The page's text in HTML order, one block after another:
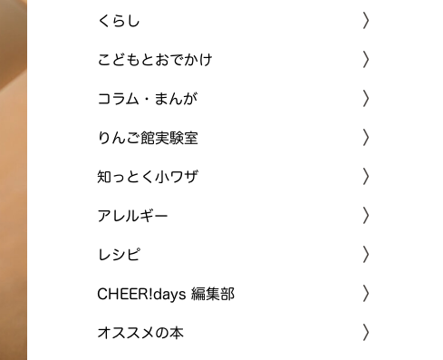
くらし
こどもとおでかけ
コラム・まんが
りんご館実験室
知っとく小ワザ
アレルギー
レシピ
CHEER!days 編集部
オススメの本